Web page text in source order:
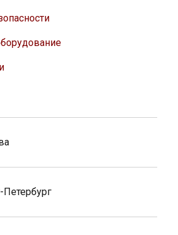
Петербург